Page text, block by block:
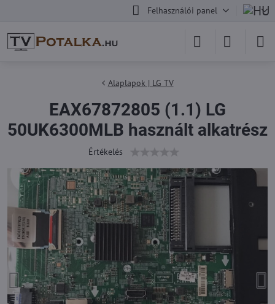
Felhasználói panel
Alaplapok | LG TV
EAX67872805 (1.1) LG
50UK6300MLB használt alkatrész
Értékelés